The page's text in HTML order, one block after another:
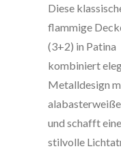
Diese
flammige
(3+2) in Patina
kombiniert
Metalldesign
und schafft
stilvolle